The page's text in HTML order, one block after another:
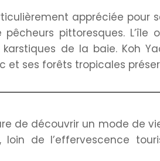
appréciée pour
pittoresques. L’île
de la baie. Koh
et ses forêts tropicales
de découvrir un mode de
de l’effervescence